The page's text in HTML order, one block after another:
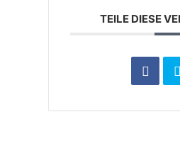
TEILE DIESE